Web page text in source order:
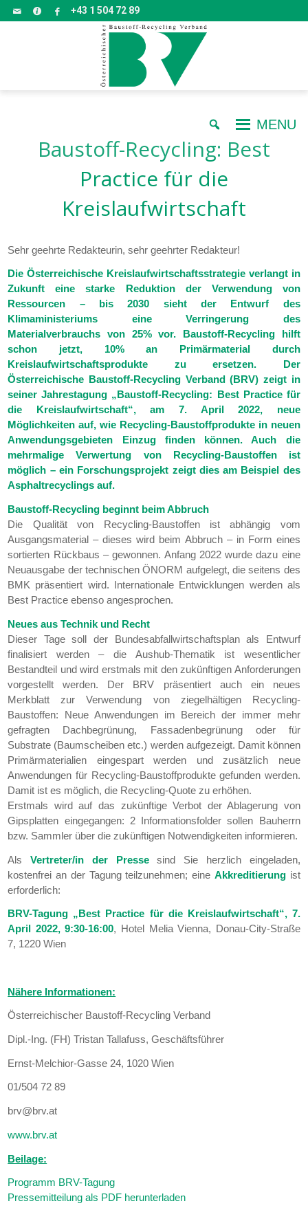
+43 1 504 72 89
MENU
Baustoff-Recycling: Best
Practice für die
Kreislaufwirtschaft
Sehr geehrte Redakteurin, sehr geehrter Redakteur!
Die Österreichische Kreislaufwirtschaftsstrategie verlangt in
Zukunft eine starke Reduktion der Verwendung von
Ressourcen – bis 2030 sieht der Entwurf des
Klimaministeriums eine Verringerung des
Materialverbrauchs von 25% vor. Baustoff-Recycling hilft
schon jetzt, 10% an Primärmaterial durch
Kreislaufwirtschaftsprodukte zu ersetzen. Der
Österreichische Baustoff-Recycling Verband (BRV) zeigt in
seiner Jahrestagung „Baustoff-Recycling: Best Practice für
die Kreislaufwirtschaft“, am 7. April 2022, neue
Möglichkeiten auf, wie Recycling-Baustoffprodukte in neuen
Anwendungsgebieten Einzug finden können. Auch die
mehrmalige Verwertung von Recycling-Baustoffen ist
möglich – ein Forschungsprojekt zeigt dies am Beispiel des
Asphaltrecyclings auf.
Baustoff-Recycling beginnt beim Abbruch
Die Qualität von Recycling-Baustoffen ist abhängig vom
Ausgangsmaterial – dieses wird beim Abbruch – in Form eines
sortierten Rückbaus – gewonnen. Anfang 2022 wurde dazu eine
Neuausgabe der technischen ÖNORM aufgelegt, die seitens des
BMK präsentiert wird. Internationale Entwicklungen werden als
Best Practice ebenso angesprochen.
Neues aus Technik und Recht
Dieser Tage soll der Bundesabfallwirtschaftsplan als Entwurf
finalisiert werden – die Aushub-Thematik ist wesentlicher
Bestandteil und wird erstmals mit den zukünftigen Anforderungen
vorgestellt werden. Der BRV präsentiert auch ein neues
Merkblatt zur Verwendung von ziegelhältigen Recycling-
Baustoffen: Neue Anwendungen im Bereich der immer mehr
gefragten Dachbegrünung, Fassadenbegrünung oder für
Substrate (Baumscheiben etc.) werden aufgezeigt. Damit können
Primärmaterialien eingespart werden und zusätzlich neue
Anwendungen für Recycling-Baustoffprodukte gefunden werden.
Damit ist es möglich, die Recycling-Quote zu erhöhen.
Erstmals wird auf das zukünftige Verbot der Ablagerung von
Gipsplatten eingegangen: 2 Informationsfolder sollen Bauherrn
bzw. Sammler über die zukünftigen Notwendigkeiten informieren.
AlsVertreter/in der Pressesind Sie herzlich eingeladen,
kostenfrei an der Tagung teilzunehmen; eine Akkreditierung ist
erforderlich:
BRV-Tagung „Best Practice für die Kreislaufwirtschaft“, 7.
April 2022, 9:30-16:00, Hotel Melia Vienna, Donau-City-Straße
7, 1220 Wien
Nähere Informationen:
Österreichischer Baustoff-Recycling Verband
Dipl.-Ing. (FH) Tristan Tallafuss, Geschäftsführer
Ernst-Melchior-Gasse 24, 1020 Wien
01/504 72 89
brv@brv.at
www.brv.at
Beilage:
Programm BRV-Tagung
Pressemitteilung als PDF herunterladen